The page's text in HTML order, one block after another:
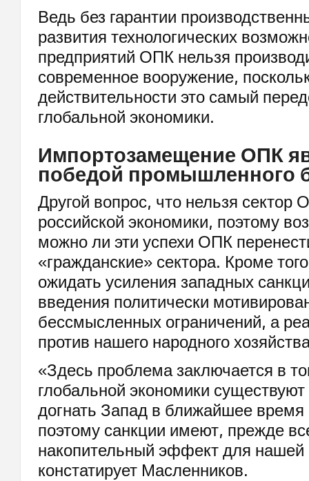
Ведь без гарантии
развития технологических
предприятий ОПК нельзя
современное вооружение,
действительности это самый
глобальной экономики.
Импортозамещение ОПК
победой промышленного
Другой вопрос, что нельзя сектор
российской экономики, поэтому
можно ли эти успехи ОПК
«гражданские» сектора. Кроме
ожидать усиления западных
введения политически
бессмысленных ограничений, а
против нашего народного
«Здесь проблема заключается в
глобальной экономики
догнать Запад в ближайшее время
поэтому санкции имеют, прежде
накопительный эффект для
констатирует Масленников.